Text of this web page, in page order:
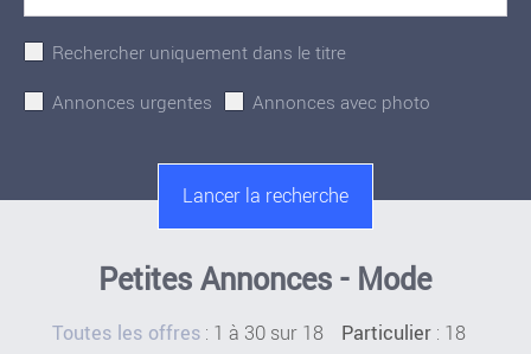
Rechercher uniquement dans le titre
Annonces urgentes
Annonces avec photo
Petites Annonces - Mode
Toutes les offres : 1 à 30 sur 18 Particulier : 18